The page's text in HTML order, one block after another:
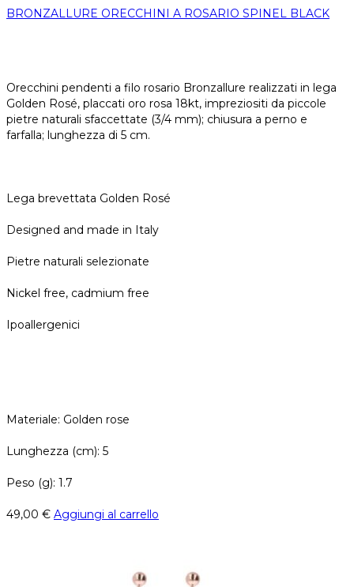
BRONZALLURE ORECCHINI A ROSARIO SPINEL BLACK
Orecchini pendenti a filo rosario Bronzallure realizzati in lega
Golden Rosé, placcati oro rosa 18kt, impreziositi da piccole
pietre naturali sfaccettate (3/4 mm); chiusura a perno e
farfalla; lunghezza di 5 cm.
Lega brevettata Golden Rosé
Designed and made in Italy
Pietre naturali selezionate
Nickel free, cadmium free
Ipoallergenici
Materiale: Golden rose
Lunghezza (cm): 5
Peso (g): 1.7
49,00 € Aggiungi al carrello